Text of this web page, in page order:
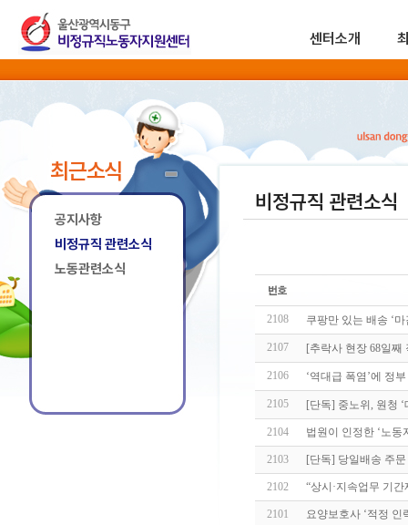
센터소개
최근소식
공지사항
비정규직 관련소식
노동관련소식
비정규직 관련소식
2108 쿠팡만 있는 배송 ‘
2107 [추락사 현장 68일
2106 ‘역대급 폭염’에 정
2105 [단독] 중노위, 원청
2104 법원이 인정한 ‘노동
2103 [단독] 당일배송 주
2102 “상시·지속업무 기
2101 요양보호사 ‘적정